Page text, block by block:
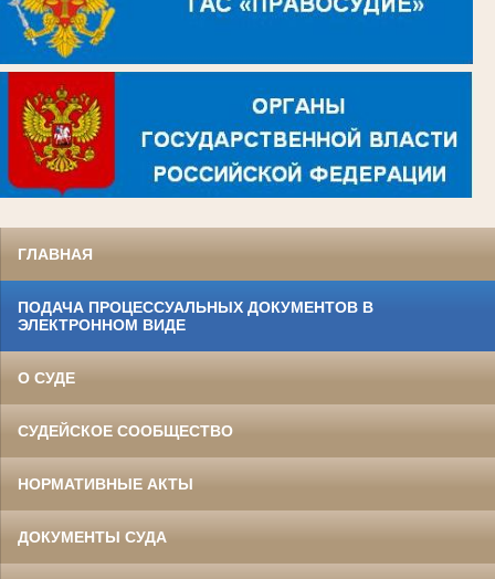
ГЛАВНАЯ
ПОДАЧА ПРОЦЕССУАЛЬНЫХ ДОКУМЕНТОВ В
ЭЛЕКТРОННОМ ВИДЕ
О СУДЕ
СУДЕЙСКОЕ СООБЩЕСТВО
НОРМАТИВНЫЕ АКТЫ
ДОКУМЕНТЫ СУДА